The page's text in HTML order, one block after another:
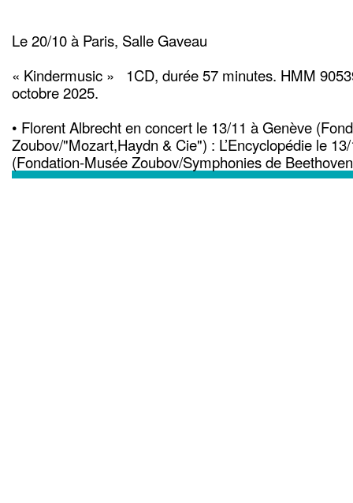
Le 20/10 à Paris, Salle Gaveau
« Kindermusic » 1CD, durée 57 minutes. HMM
octobre 2025.
• Florent Albrecht en concert le 13/11 à Genève
Zoubov/"Mozart,Haydn & Cie") : L’Encyclopédie le
(Fondation-Musée Zoubov/Symphonies de